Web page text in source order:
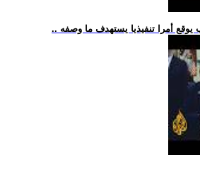
يوقع أمرا تنفيذيا يستهدف ما وصفه